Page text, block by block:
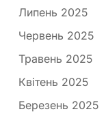
Липень 2025
Червень 2025
Травень 2025
Квітень 2025
Березень 2025